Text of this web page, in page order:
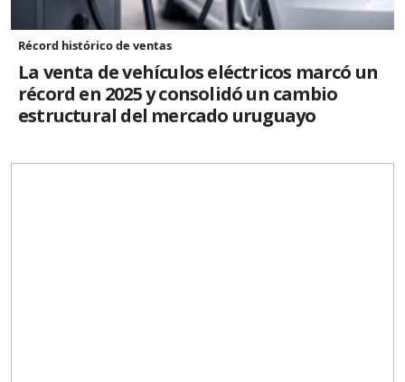
Récord histórico de ventas
La venta de vehículos eléctricos marcó un
récord en 2025 y consolidó un cambio
estructural del mercado uruguayo